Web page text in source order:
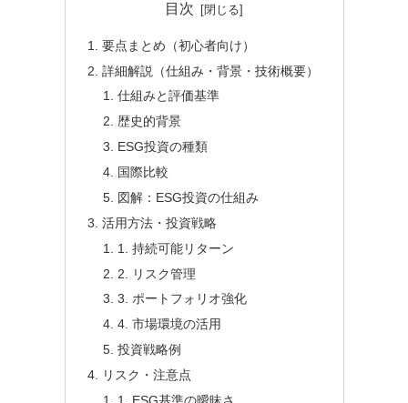
目次
要点まとめ（初心者向け）
詳細解説（仕組み・背景・技術概要）
仕組みと評価基準
歴史的背景
ESG投資の種類
国際比較
図解：ESG投資の仕組み
活用方法・投資戦略
1. 持続可能リターン
2. リスク管理
3. ポートフォリオ強化
4. 市場環境の活用
投資戦略例
リスク・注意点